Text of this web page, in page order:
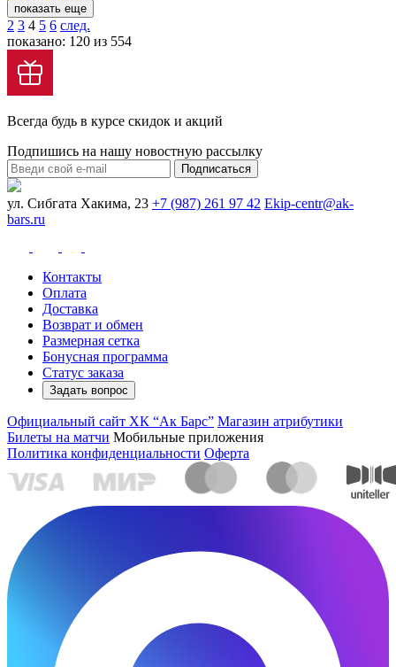
показать еще
2 3 4 5 6 след.
показано: 120 из 554
Всегда будь в курсе скидок и акций
Подпишись на нашу новостную рассылку
Подписаться
ул. Сибгата Хакима, 23 +7 (987) 261 97 42 Ekip-centr@ak-
bars.ru
Контакты
Оплата
Доставка
Возврат и обмен
Размерная сетка
Бонусная программа
Статус заказа
Задать вопрос
Официальный сайт ХК “Ак Барс” Магазин атрибутики
Билеты на матчи Мобильные приложения
Политика конфиденциальности Оферта